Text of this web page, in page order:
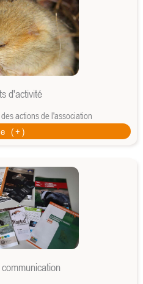
d'activité
actions de l'association
(+)